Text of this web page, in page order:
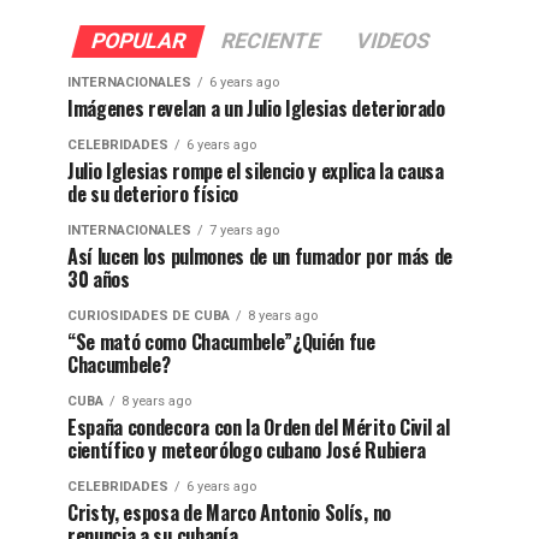
POPULAR RECIENTE VIDEOS
INTERNACIONALES 6 years ago
Imágenes revelan a un Julio Iglesias deteriorado
CELEBRIDADES 6 years ago
Julio Iglesias rompe el silencio y explica la causa
de su deterioro físico
INTERNACIONALES 7 years ago
Así lucen los pulmones de un fumador por más de
30 años
CURIOSIDADES DE CUBA 8 years ago
“Se mató como Chacumbele”¿Quién fue
Chacumbele?
CUBA 8 years ago
España condecora con la Orden del Mérito Civil al
científico y meteorólogo cubano José Rubiera
CELEBRIDADES 6 years ago
Cristy, esposa de Marco Antonio Solís, no